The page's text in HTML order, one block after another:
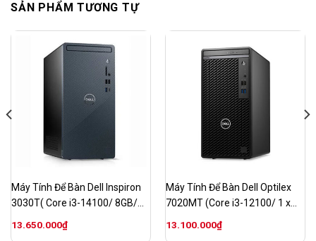
SẢN PHẨM TƯƠNG TỰ
Máy Tính Để Bàn Dell Inspiron
3030T( Core i3-14100/ 8GB/
512GB SSD/ Intel UHD Graphics
730/ AX+BT/ KB/ M/ McAfee
13.650.000₫
Máy Tính Để Bàn Dell Optilex
7020MT (Core i3-12100/ 1 x
8GB DDR5/ SSD 512GB M2
NVMe/ Ubuntu/ Non DVD/ No
13.100.000₫